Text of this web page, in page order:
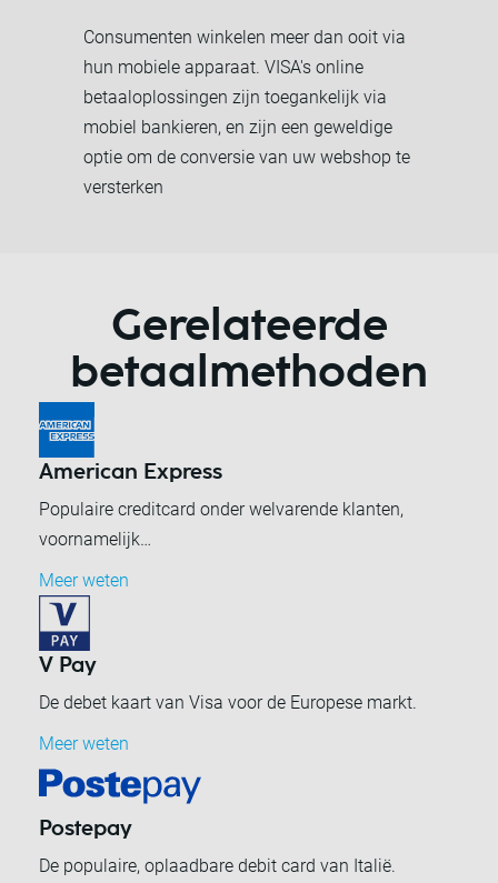
Consumenten winkelen meer dan ooit via
hun mobiele apparaat. VISA's online
betaaloplossingen zijn toegankelijk via
mobiel bankieren, en zijn een geweldige
optie om de conversie van uw webshop te
versterken
Gerelateerde
betaalmethoden
American Express
Populaire creditcard onder welvarende klanten,
voornamelijk…
Meer weten
V Pay
De debet kaart van Visa voor de Europese markt.
Meer weten
Postepay
De populaire, oplaadbare debit card van Italië.